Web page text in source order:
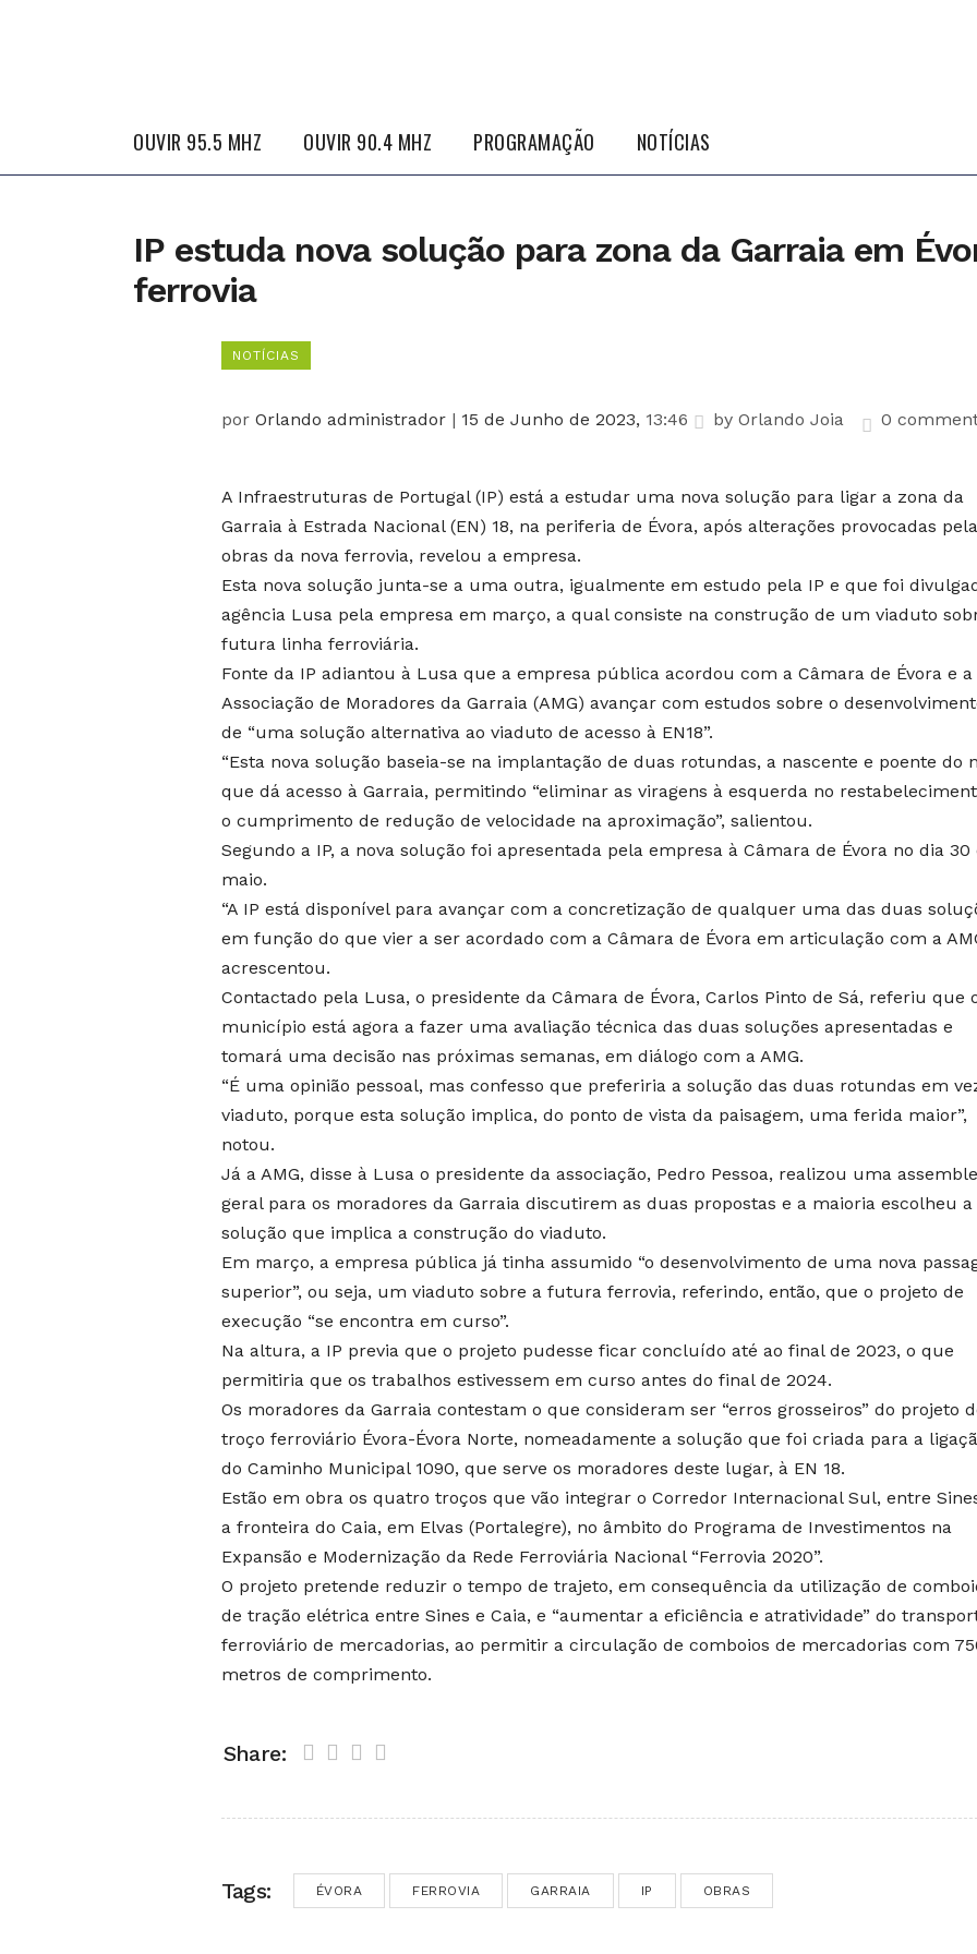
OUVIR 95.5 MHZ OUVIR 90.4 MHZ PROGRAMAÇÃO NOTÍCIAS
IP estuda nova solução para zona da Garraia em
ferrovia
NOTÍCIAS
por Orlando administrador | 15 de Junho de 2023, 13:46 by Orlando Joia 0
A Infraestruturas de Portugal (IP) está a estudar uma nova solução para ligar a zona da
Garraia à Estrada Nacional (EN) 18, na periferia de Évora, após alterações provocadas
obras da nova ferrovia, revelou a empresa.
Esta nova solução junta-se a uma outra, igualmente em estudo pela IP e que foi
agência Lusa pela empresa em março, a qual consiste na construção de um viaduto
futura linha ferroviária.
Fonte da IP adiantou à Lusa que a empresa pública acordou com a Câmara de Évora e a
Associação de Moradores da Garraia (AMG) avançar com estudos sobre o
de “uma solução alternativa ao viaduto de acesso à EN18”.
“Esta nova solução baseia-se na implantação de duas rotundas, a nascente e poente do
que dá acesso à Garraia, permitindo “eliminar as viragens à esquerda no
o cumprimento de redução de velocidade na aproximação”, salientou.
Segundo a IP, a nova solução foi apresentada pela empresa à Câmara de Évora no dia 30
maio.
“A IP está disponível para avançar com a concretização de qualquer uma das duas
em função do que vier a ser acordado com a Câmara de Évora em articulação com a
acrescentou.
Contactado pela Lusa, o presidente da Câmara de Évora, Carlos Pinto de Sá, referiu que
município está agora a fazer uma avaliação técnica das duas soluções apresentadas e
tomará uma decisão nas próximas semanas, em diálogo com a AMG.
“É uma opinião pessoal, mas confesso que preferiria a solução das duas rotundas em
viaduto, porque esta solução implica, do ponto de vista da paisagem, uma ferida maior”,
notou.
Já a AMG, disse à Lusa o presidente da associação, Pedro Pessoa, realizou uma
geral para os moradores da Garraia discutirem as duas propostas e a maioria escolheu a
solução que implica a construção do viaduto.
Em março, a empresa pública já tinha assumido “o desenvolvimento de uma nova
superior”, ou seja, um viaduto sobre a futura ferrovia, referindo, então, que o projeto de
execução “se encontra em curso”.
Na altura, a IP previa que o projeto pudesse ficar concluído até ao final de 2023, o que
permitiria que os trabalhos estivessem em curso antes do final de 2024.
Os moradores da Garraia contestam o que consideram ser “erros grosseiros” do projeto
troço ferroviário Évora-Évora Norte, nomeadamente a solução que foi criada para a
do Caminho Municipal 1090, que serve os moradores deste lugar, à EN 18.
Estão em obra os quatro troços que vão integrar o Corredor Internacional Sul, entre
a fronteira do Caia, em Elvas (Portalegre), no âmbito do Programa de Investimentos na
Expansão e Modernização da Rede Ferroviária Nacional “Ferrovia 2020”.
O projeto pretende reduzir o tempo de trajeto, em consequência da utilização de
de tração elétrica entre Sines e Caia, e “aumentar a eficiência e atratividade” do
ferroviário de mercadorias, ao permitir a circulação de comboios de mercadorias com
metros de comprimento.
Share:
Tags: ÉVORA FERROVIA GARRAIA IP OBRAS